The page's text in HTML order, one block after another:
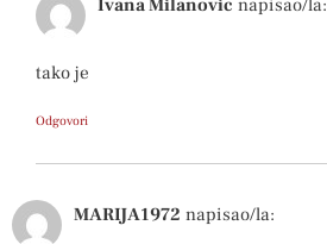
Ivana Milanovic napisao/la:
tako je
Odgovori
MARIJA1972 napisao/la: